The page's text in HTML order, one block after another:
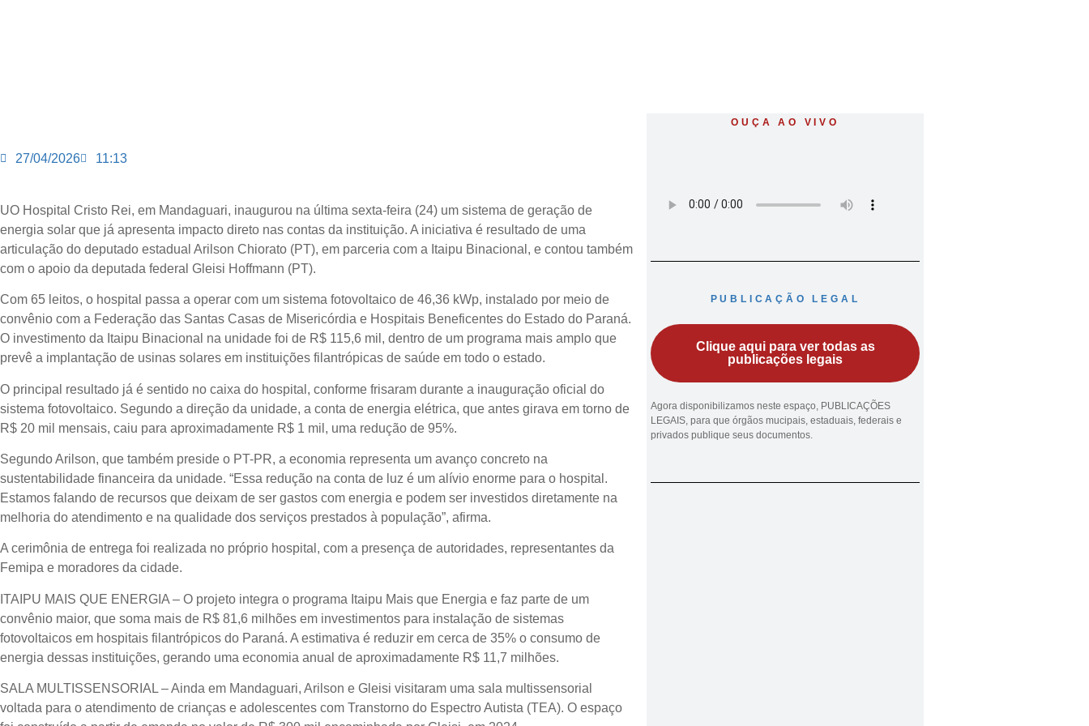
27/04/2026 11:13
UO Hospital Cristo Rei, em Mandaguari, inaugurou na última sexta-feira (24) um sistema de geração de
energia solar que já apresenta impacto direto nas contas da instituição. A iniciativa é resultado de uma
articulação do deputado estadual Arilson Chiorato (PT), em parceria com a Itaipu Binacional, e contou também
com o apoio da deputada federal Gleisi Hoffmann (PT).
Com 65 leitos, o hospital passa a operar com um sistema fotovoltaico de 46,36 kWp, instalado por meio de
convênio com a Federação das Santas Casas de Misericórdia e Hospitais Beneficentes do Estado do Paraná.
O investimento da Itaipu Binacional na unidade foi de R$ 115,6 mil, dentro de um programa mais amplo que
prevê a implantação de usinas solares em instituições filantrópicas de saúde em todo o estado.
O principal resultado já é sentido no caixa do hospital, conforme frisaram durante a inauguração oficial do
sistema fotovoltaico. Segundo a direção da unidade, a conta de energia elétrica, que antes girava em torno de
R$ 20 mil mensais, caiu para aproximadamente R$ 1 mil, uma redução de 95%.
Segundo Arilson, que também preside o PT-PR, a economia representa um avanço concreto na
sustentabilidade financeira da unidade. “Essa redução na conta de luz é um alívio enorme para o hospital.
Estamos falando de recursos que deixam de ser gastos com energia e podem ser investidos diretamente na
melhoria do atendimento e na qualidade dos serviços prestados à população”, afirma.
A cerimônia de entrega foi realizada no próprio hospital, com a presença de autoridades, representantes da
Femipa e moradores da cidade.
ITAIPU MAIS QUE ENERGIA – O projeto integra o programa Itaipu Mais que Energia e faz parte de um
convênio maior, que soma mais de R$ 81,6 milhões em investimentos para instalação de sistemas
fotovoltaicos em hospitais filantrópicos do Paraná. A estimativa é reduzir em cerca de 35% o consumo de
energia dessas instituições, gerando uma economia anual de aproximadamente R$ 11,7 milhões.
SALA MULTISSENSORIAL – Ainda em Mandaguari, Arilson e Gleisi visitaram uma sala multissensorial
voltada para o atendimento de crianças e adolescentes com Transtorno do Espectro Autista (TEA). O espaço
OUÇA AO VIVO
PUBLICAÇÃO LEGAL
Clique aqui para ver todas as
publicações legais
Agora disponibilizamos neste espaço, PUBLICAÇÕES
LEGAIS, para que órgãos mucipais, estaduais, federais e
privados publique seus documentos.